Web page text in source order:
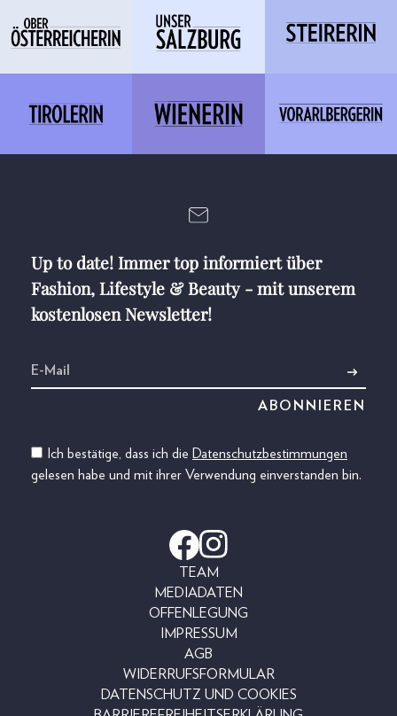
Up to date! Immer top informiert über
Fashion, Lifestyle & Beauty - mit unserem
kostenlosen Newsletter!
Ich bestätige, dass ich die Datenschutzbestimmungen
gelesen habe und mit ihrer Verwendung einverstanden bin.
TEAM
MEDIADATEN
OFFENLEGUNG
IMPRESSUM
AGB
WIDERRUFSFORMULAR
DATENSCHUTZ UND COOKIES